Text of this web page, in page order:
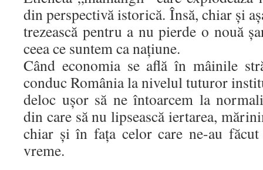
din perspectivă istorică. Însă, chiar și
trezească pentru a nu pierde o nouă
ceea ce suntem ca națiune.
Când economia se află în mâinile
conduc România la nivelul tuturor
deloc ușor să ne întoarcem la
din care să nu lipsească iertarea,
chiar și în fața celor care ne-au
vreme.